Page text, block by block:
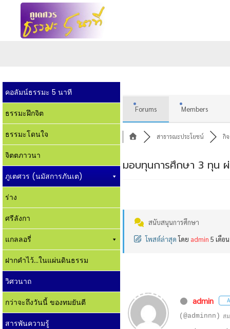
คอลัมน์ธรรมะ 5 นาที
ธรรมะฝึกจิต
ธรรมะโดนใจ
จิตตภาวนา
ภูเตศวร (นมัสการภันเต)
ร่าง
ศรีลังกา
แกลลอรี่
ฝากคำไว้...ในแผ่นดินธรรม
วิศวนาถ
กว่าจะถึงวันนี้ ของทมยันตี
สารพันความรู้
Forums Members
สาธารณะประโยชน์ กิ
มอบทุนการศึกษา 3 ทุน
สนับสนุนการศึกษา
โพสต์ล่าสุด โดย admin 5 เดือ
admin
(@adminnn) ส